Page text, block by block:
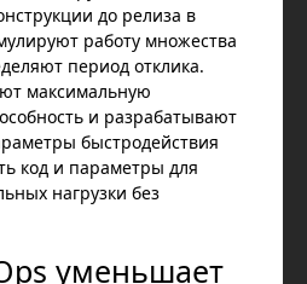
до релиза в
работу множества
период отклика.
максимальную
и разрабатывают
быстродействия
код и параметры для
нагрузки без
уменьшает